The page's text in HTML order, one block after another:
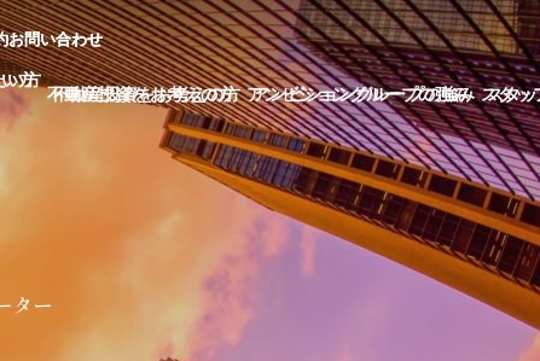
お問い合わせ
お問い合わせ
い方
い方
不動産投資をお考えの方
不動産投資をお考えの方 アンビショングループの強み
アンビショングループの強み スタッ
スタッ
ター